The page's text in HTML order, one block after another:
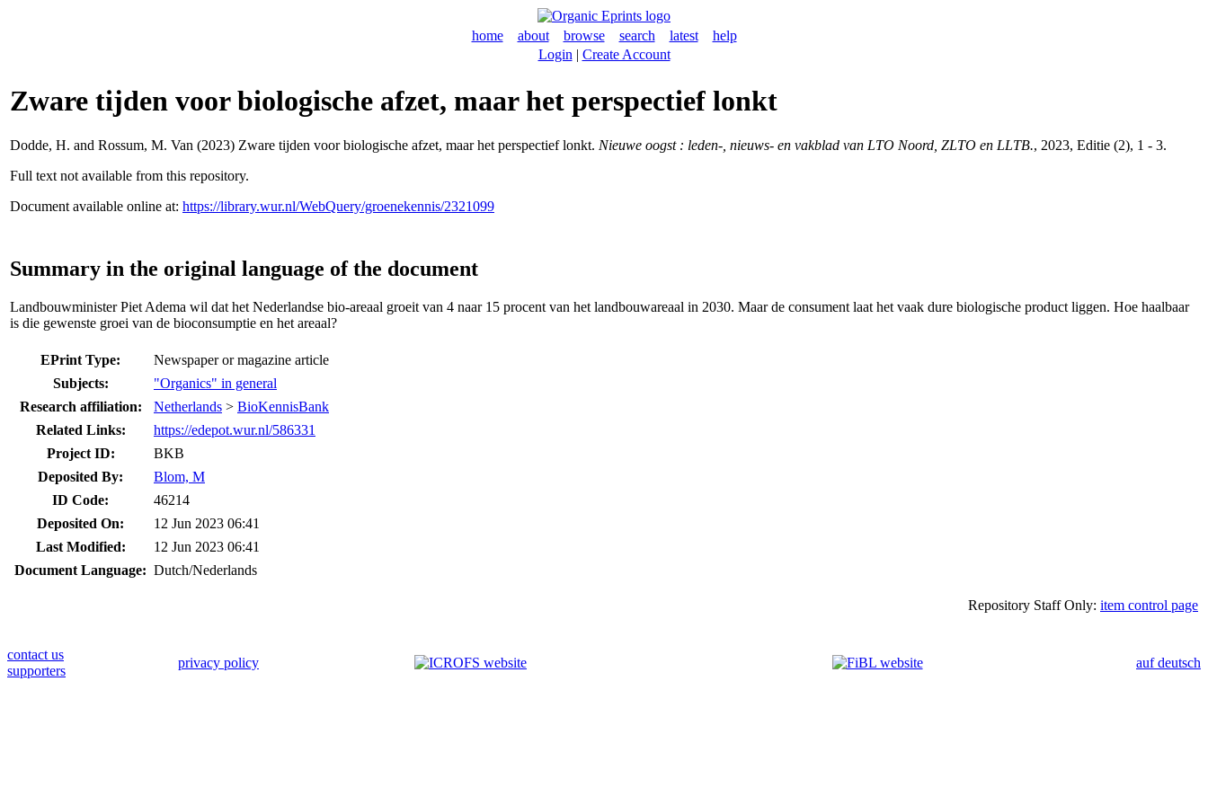
home about browse search latest
help
Login | Create Account
Zware tijden voor biologische afzet, maar het perspectief lonkt
Dodde, H. and Rossum, M. Van (2023) Zware tijden voor biologische afzet, maar het perspectief lonkt. Nieuwe oogst : leden-, nieuws- en vakblad van LTO Noord, ZLTO en LLTB., 2023, Editie (2), 1 - 3.
Full text not available from this repository.
Document available online at: https://library.wur.nl/WebQuery/groenekennis/2321099
Summary in the original language of the document
Landbouwminister Piet Adema wil dat het Nederlandse bio-areaal groeit van 4 naar 15 procent van het landbouwareaal in 2030. Maar de consument laat het vaak dure biologische product liggen. Hoe haalbaar
is die gewenste groei van de bioconsumptie en het areaal?
EPrint Type:
Newspaper or magazine article
Subjects:
"Organics" in general
Research affiliation:
Netherlands > BioKennisBank
Related Links:
https://edepot.wur.nl/586331
Project ID:
BKB
Deposited By:
Blom, M
ID Code:
46214
Deposited On:
12 Jun 2023 06:41
Last Modified:
12 Jun 2023 06:41
Document Language: Dutch/Nederlands
Repository Staff Only: item control page
contact us
supporters
privacy policy auf deutsch